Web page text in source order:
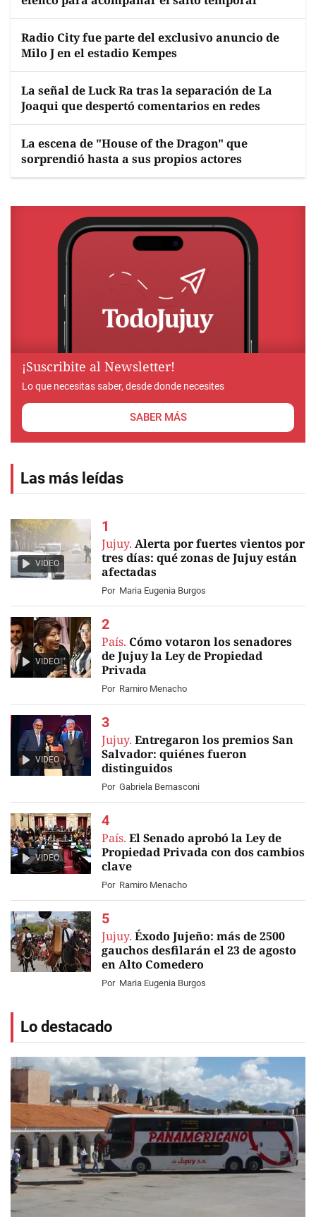
Radio City fue parte del exclusivo anuncio de
Milo J en el estadio Kempes
La señal de Luck Ra tras la separación de La
Joaqui que despertó comentarios en redes
La escena de "House of the Dragon" que
sorprendió hasta a sus propios actores
¡Suscribite al Newsletter!
Lo que necesitas saber, desde donde necesites
SABER MÁS
Las más leídas
VIDEO
Jujuy. Alerta por fuertes vientos por
tres días: qué zonas de Jujuy están
afectadas
Por Maria Eugenia Burgos
VIDEO
País. Cómo votaron los senadores
de Jujuy la Ley de Propiedad
Privada
Por Ramiro Menacho
VIDEO
Jujuy. Entregaron los premios San
Salvador: quiénes fueron
distinguidos
Por Gabriela Bernasconi
VIDEO
País. El Senado aprobó la Ley de
Propiedad Privada con dos cambios
clave
Por Ramiro Menacho
Jujuy. Éxodo Jujeño: más de 2500
gauchos desfilarán el 23 de agosto
en Alto Comedero
Por Maria Eugenia Burgos
Lo destacado